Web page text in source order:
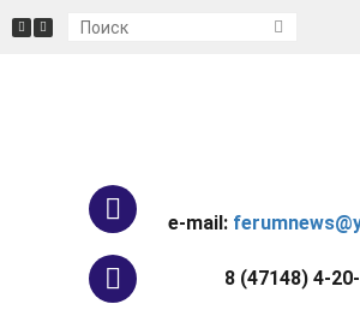
e-mail:
8 (47148) 4-